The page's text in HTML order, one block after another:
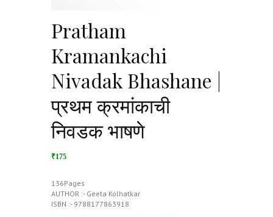
Pratham
Kramankachi
Nivadak Bhashane |
प्रथम क्रमांकाची
निवडक भाषणे
₹175
136Pages
AUTHOR :- Geeta Kolhatkar
ISBN :- 9788177863918